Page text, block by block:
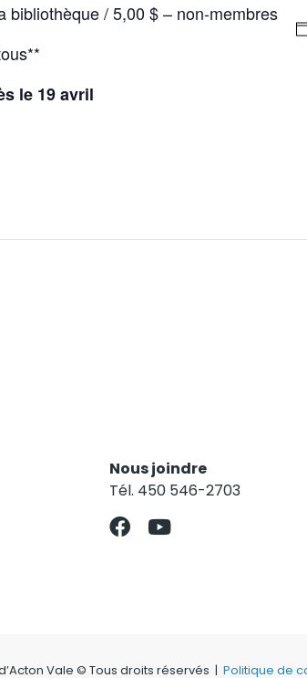
bibliothèque / 5,00 $ – non-membres
le 19 avril
Nous joindre
Tél. 450 546-2703
Vale © Tous droits réservés | Politique de